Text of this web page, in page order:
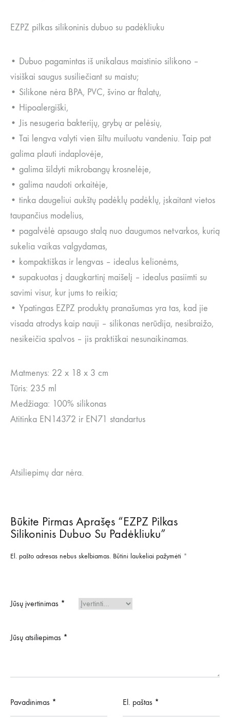
EZPZ pilkas silikoninis dubuo su padėkliuku
• Dubuo pagamintas iš unikalaus maistinio silikono –
visiškai saugus susiliečiant su maistu;
• Silikone nėra BPA, PVC, švino ar ftalatų,
• Hipoalergiški,
• Jis nesugeria bakterijų, grybų ar pelėsių,
• Tai lengva valyti vien šiltu muiluotu vandeniu. Taip pat
galima plauti indaplovėje,
• galima šildyti mikrobangų krosnelėje,
• galima naudoti orkaitėje,
• tinka daugeliui aukštų padėklų padėklų, įskaitant vietos
taupančius modelius,
• pagalvėlė apsaugo stalą nuo daugumos netvarkos, kurią
sukelia vaikas valgydamas,
• kompaktiškas ir lengvas – idealus kelionėms,
• supakuotas į daugkartinį maišelį – idealus pasiimti su
savimi visur, kur jums to reikia;
• Ypatingas EZPZ produktų pranašumas yra tas, kad jie
visada atrodys kaip nauji – silikonas nerūdija, nesibraižo,
nesikeičia spalvos – jis praktiškai nesunaikinamas.
Matmenys: 22 x 18 x 3 cm
Tūris: 235 ml
Medžiaga: 100% silikonas
Atitinka EN14372 ir EN71 standartus
Atsiliepimų dar nėra.
Būkite Pirmas Aprašęs “EZPZ Pilkas
Silikoninis Dubuo Su Padėkliuku”
El. pašto adresas nebus skelbiamas. Būtini laukeliai pažymėti *
Jūsų įvertinimas *
Jūsų atsiliepimas *
Pavadinimas * El. paštas *